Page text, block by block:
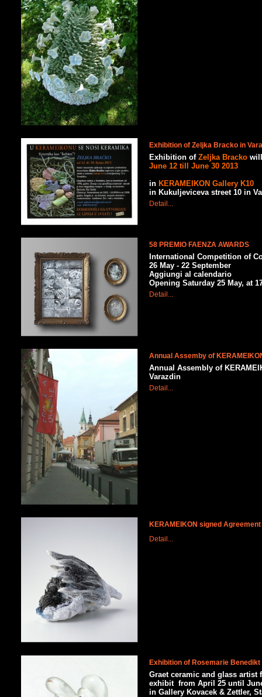
Exhibition of Zeljka Bracko in
Exhibition of Zeljka Bracko
June 12 till June 30 2013
in KERAMEIKON Gallery K10
in Kukuljeviceva street 10 in
Detail...
58 PREMIO FAENZA AWARDS
International Competition of
26 May - 22 September
Aggiungi al calendario
Opening Saturday 25 May, at
Detail...
Annual Assemby of
Annual Assembly of
Varazdin
Detail...
KERAMEIKON signed
Detail...
Exhibition of Rosemarie Benedikt
Graet ceramic and glass artist
exhibit from April 25 until
in Gallery Kovacek & Zettler,